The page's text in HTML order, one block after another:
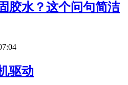
胶水？这个问句简洁
驱动